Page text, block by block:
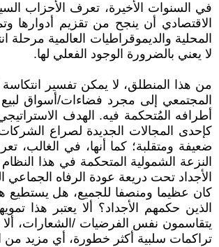
في السنوات الأخيرة، تعرف الأحزاب
الاقتصادي أن ينجح من تقزيم أدوارها
المحلية والديموقراطيات العالمية
لا يعني بالضرورة الوجود الفعلي لها.
من هذا المنطلق، لا يمكن تفسير
المجتمعي إلى مجرد فضاءات/أسواق
أطرافه المُتحكمة فيه. الهدف
كإحدى المجالات الجديدة لصراع
ضعيفة ومتقلبة؛ كما أنها، في الغالب،
النزعة الشمولية المتحكمة في هذا
الأجداد تحت دريعة عودة الرفاه
الذين حكمهم الأجداد؟ ألا يعتبر هذا
يتقاسمون نفس الفرضيات /الشعارات، ألا
تراكمات سلبية أكثر خطورة، أي مزيد من